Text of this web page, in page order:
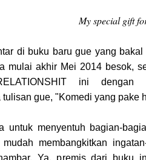
My special gift
di buku baru gue yang
mulai akhir Mei 2014 besok,
ini dengan
gue, "Komedi yang pake
untuk menyentuh bagian-
membangkitkan
Ya, premis dari buku